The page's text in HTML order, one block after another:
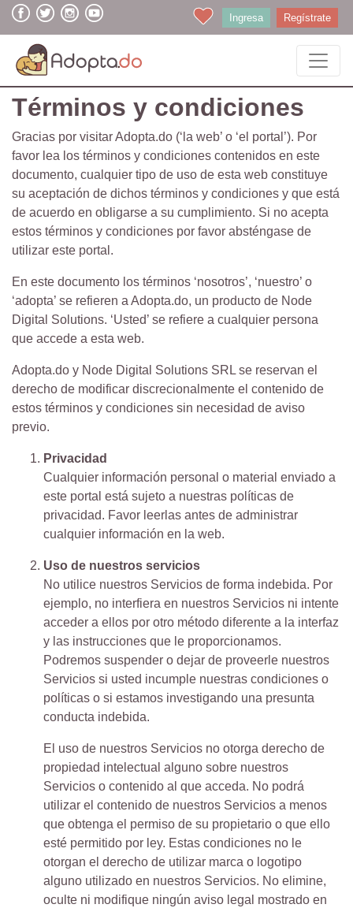
Ingresa Regístrate
Términos y condiciones
Gracias por visitar Adopta.do (‘la web’ o ‘el portal’). Por
favor lea los términos y condiciones contenidos en este
documento, cualquier tipo de uso de esta web constituye
su aceptación de dichos términos y condiciones y que está
de acuerdo en obligarse a su cumplimiento. Si no acepta
estos términos y condiciones por favor absténgase de
utilizar este portal.
En este documento los términos ‘nosotros’, ‘nuestro’ o
‘adopta’ se refieren a Adopta.do, un producto de Node
Digital Solutions. ‘Usted’ se refiere a cualquier persona
que accede a esta web.
Adopta.do y Node Digital Solutions SRL se reservan el
derecho de modificar discrecionalmente el contenido de
estos términos y condiciones sin necesidad de aviso
previo.
Privacidad
Cualquier información personal o material enviado a
este portal está sujeto a nuestras políticas de
privacidad. Favor leerlas antes de administrar
cualquier información en la web.
Uso de nuestros servicios
No utilice nuestros Servicios de forma indebida. Por
ejemplo, no interfiera en nuestros Servicios ni intente
acceder a ellos por otro método diferente a la interfaz
y las instrucciones que le proporcionamos.
Podremos suspender o dejar de proveerle nuestros
Servicios si usted incumple nuestras condiciones o
políticas o si estamos investigando una presunta
conducta indebida.
El uso de nuestros Servicios no otorga derecho de
propiedad intelectual alguno sobre nuestros
Servicios o contenido al que acceda. No podrá
utilizar el contenido de nuestros Servicios a menos
que obtenga el permiso de su propietario o que ello
esté permitido por ley. Estas condiciones no le
otorgan el derecho de utilizar marca o logotipo
alguno utilizado en nuestros Servicios. No elimine,
oculte ni modifique ningún aviso legal mostrado en